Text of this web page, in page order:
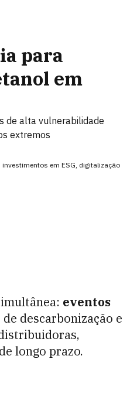
para
em
de alta vulnerabilidade
extremos
em ESG, digitalização
eventos
descarbonização e
longo prazo.